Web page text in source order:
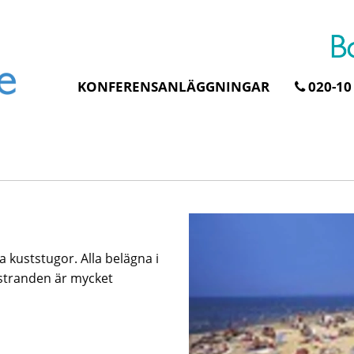
KONFERENSANLÄGGNINGAR 020-10
kuststugor. Alla belägna i
är mycket
Ta över ett helt hotell. På
stranden i Åhus. För grupper
erbjuder vi en full
Hela
övernattning i privat
skogsmiljö, endast
minuter från